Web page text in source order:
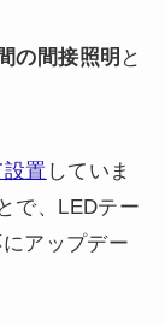
の間接照明 と
置 していま
で、LEDテー
アップデー